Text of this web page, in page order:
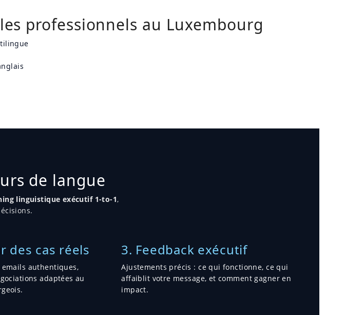
professionnels au Luxembourg
de langue
linguistique exécutif 1-to-1,
des cas réels
emails authentiques,
adaptées au
3. Feedback exécutif
Ajustements précis : ce qui fonctionne, ce qui
affaiblit votre message, et comment gagner en
impact.